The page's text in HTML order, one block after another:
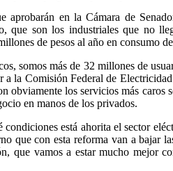
aprobarán en la Cámara de
que son los industriales que no
de pesos al año en consumo
somos más de 32 millones de
a la Comisión Federal de
obviamente los servicios más caros
en manos de los privados.
está ahorita el sector
que con esta reforma van a bajar
que vamos a estar mucho mejor